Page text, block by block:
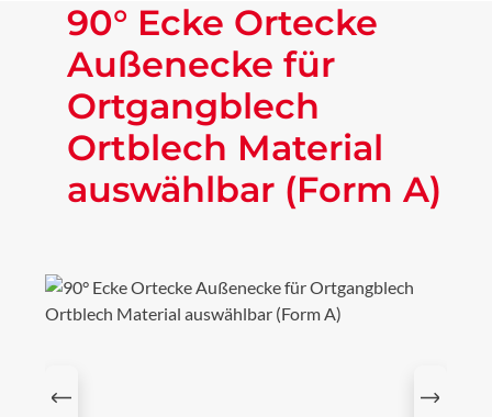
90° Ecke Ortecke
Außenecke für
Ortgangblech
Ortblech Material
auswählbar (Form A)
Bildergalerie überspringen